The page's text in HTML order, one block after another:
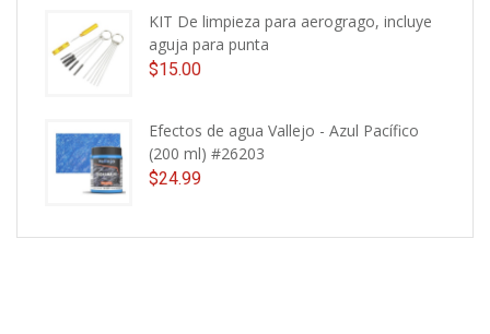
KIT De limpieza para aerogrago, incluye
aguja para punta
$15.00
Efectos de agua Vallejo - Azul Pacífico
(200 ml) #26203
$24.99